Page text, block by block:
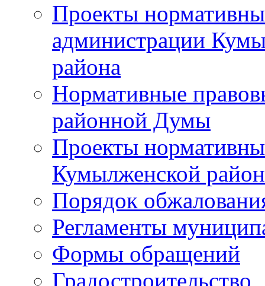
Проекты
администрации
района
Нормативные
районной Думы
Проекты
Кумылженской
Порядок
Регламенты
Формы обращений
Градостроительство